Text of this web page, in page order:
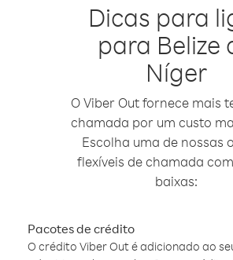
Dicas para
para Belize
Níger
O Viber Out fornece mais
chamada por um custo
Escolha uma de nossas
flexíveis de chamada
baixas:
Pacotes de crédito
O crédito Viber Out é adicionado ao